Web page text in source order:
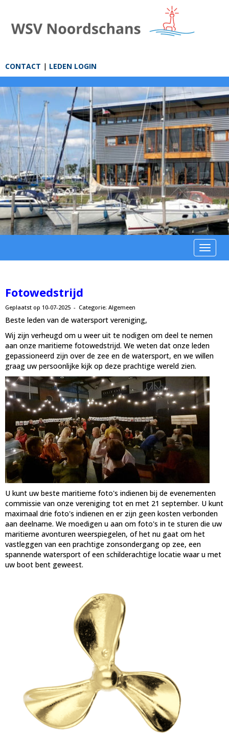
CONTACT | LEDEN LOGIN
Toggle
Fotowedstrijd
Geplaatst op 10-07-2025 - Categorie: Algemeen
Beste leden van de watersport vereniging,
Wij zijn verheugd om u weer uit te nodigen om deel te nemen
aan onze maritieme fotowedstrijd. We weten dat onze leden
gepassioneerd zijn over de zee en de watersport, en we willen
graag uw persoonlijke kijk op deze prachtige wereld zien.
U kunt uw beste maritieme foto's indienen bij de evenementen
commissie van onze vereniging tot en met 21 september. U kunt
maximaal drie foto's indienen en er zijn geen kosten verbonden
aan deelname. We moedigen u aan om foto's in te sturen die uw
maritieme avonturen weerspiegelen, of het nu gaat om het
vastleggen van een prachtige zonsondergang op zee, een
spannende watersport of een schilderachtige locatie waar u met
uw boot bent geweest.